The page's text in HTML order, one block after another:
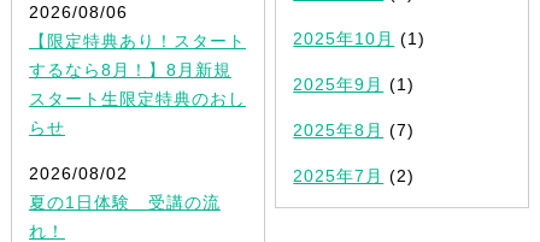
2026/08/06
【限定特典あり！スタート
するなら8月！】8月新規
スタート生限定特典のおし
らせ
2026/08/02
夏の1日体験 受講の流
れ！
2025年10月 (1)
2025年9月 (1)
2025年8月 (7)
2025年7月 (2)